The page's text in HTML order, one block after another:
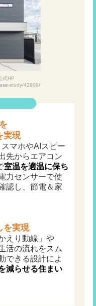
式HP
study/42909/
実現
マホやAIスピー
先からエアコン
室温を適温に保ち
力センサーで使
認し、節電＆家
を実現
えり動線」や
活の流れをスム
できる設計によ
減らせる住まい